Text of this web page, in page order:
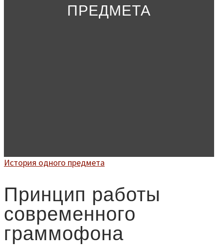
ПРЕДМЕТА
История одного предмета
Принцип работы
современного
граммофона